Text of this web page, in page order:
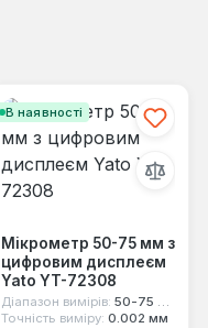
В наявності
Мікрометр 50-75 мм з
цифровим дисплеєм
Yato YT-72308
Діапазон вимірів: 50-75 мм
Точність виміру: 0.002 мм